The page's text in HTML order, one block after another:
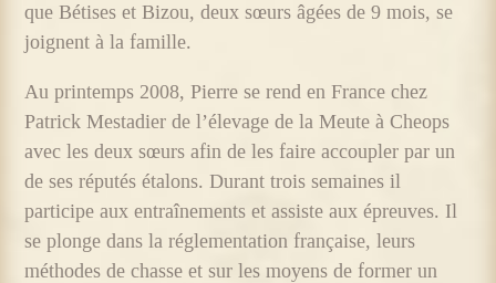
que Bétises et Bizou, deux sœurs âgées de 9 mois, se
joignent à la famille.
Au printemps 2008, Pierre se rend en France chez
Patrick Mestadier de l’élevage de la Meute à Cheops
avec les deux sœurs afin de les faire accoupler par un
de ses réputés étalons. Durant trois semaines il
participe aux entraînements et assiste aux épreuves. Il
se plonge dans la réglementation française, leurs
méthodes de chasse et sur les moyens de former un